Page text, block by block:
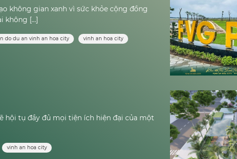
không gian xanh vì sức khỏe cộng đồng
không […]
do du an vinh an hoa city vinh an hoa city
hội tụ đầy đủ mọi tiện ích hiện đại của một
vinh an hoa city